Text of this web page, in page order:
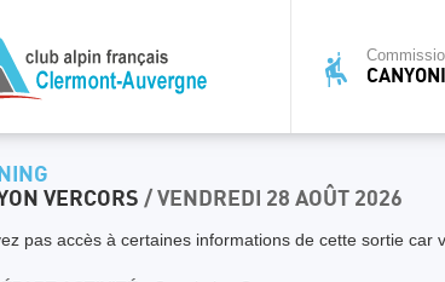
VERCORS / VENDREDI 28 AOÛT 2026
pas accès à certaines informations de cette sortie car